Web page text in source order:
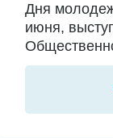
Дня
июня,